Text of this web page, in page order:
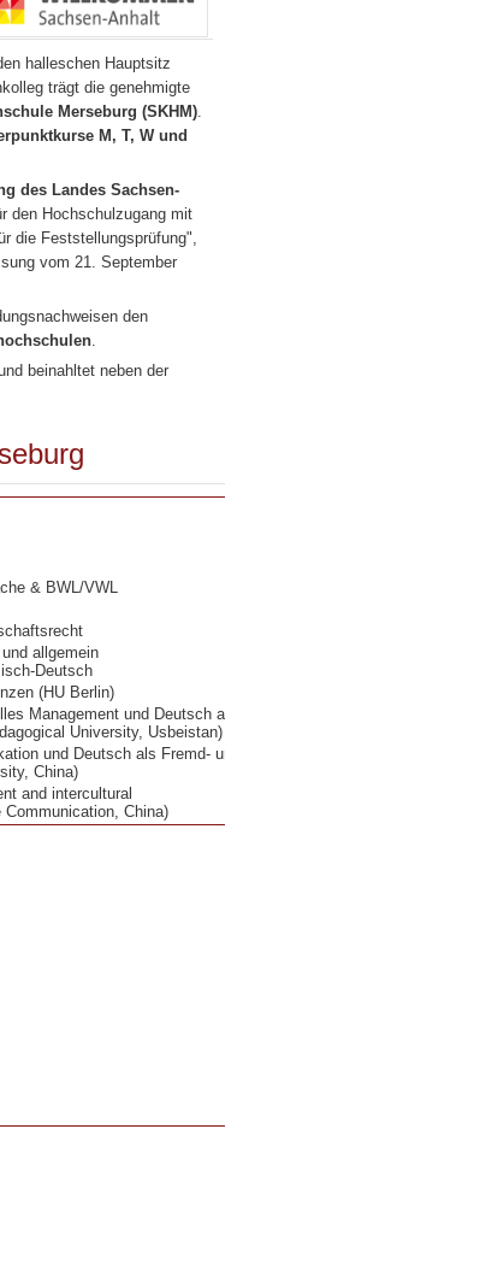
halleschen Hauptsitz
trägt die genehmigte
Merseburg (SKHM).
M, T, W und
des Landes Sachsen-
den Hochschulzugang mit
die Feststellungsprüfung",
vom 21. September
den
.
beinahltet neben der
& BWL/VWL
allgemein
Deutsch
(HU Berlin)
Management und Deutsch als
University, Usbeistan)
und Deutsch als Fremd- und
China)
and intercultural
China)